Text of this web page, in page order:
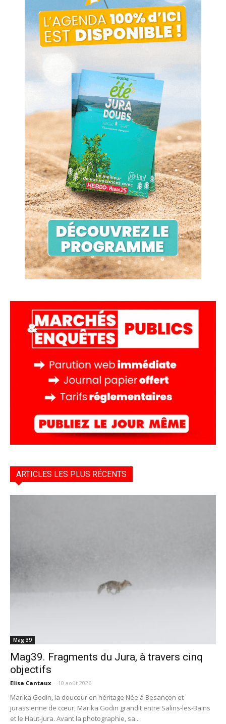
ARTICLES LES PLUS RÉCENTS
Mag 39
Mag39. Fragments du Jura, à travers cinq
objectifs
Elisa Cantaux - 10 août 2026
Marika Godin, la douceur en héritage Née à Besançon et
jurassienne de cœur, Marika Godin grandit entre Salins-les-Bains
et le Haut-Jura. Avant la photographie, sa...